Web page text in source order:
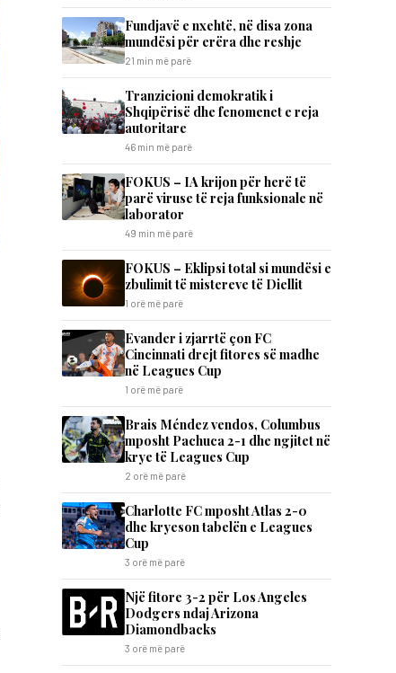
Fundjavë e nxehtë, në disa zona
mundësi për erëra dhe reshje
21 min më parë
Tranzicioni demokratik i
Shqipërisë dhe fenomenet e reja
autoritare
46 min më parë
FOKUS – IA krijon për herë të
parë viruse të reja funksionale në
laborator
49 min më parë
FOKUS – Eklipsi total si mundësi e
zbulimit të mistereve të Diellit
1 orë më parë
Evander i zjarrtë çon FC
Cincinnati drejt fitores së madhe
në Leagues Cup
1 orë më parë
Brais Méndez vendos, Columbus
mposht Pachuca 2-1 dhe ngjitet në
krye të Leagues Cup
2 orë më parë
Charlotte FC mposht Atlas 2-0
dhe kryeson tabelën e Leagues
Cup
3 orë më parë
Një fitore 3-2 për Los Angeles
Dodgers ndaj Arizona
Diamondbacks
3 orë më parë